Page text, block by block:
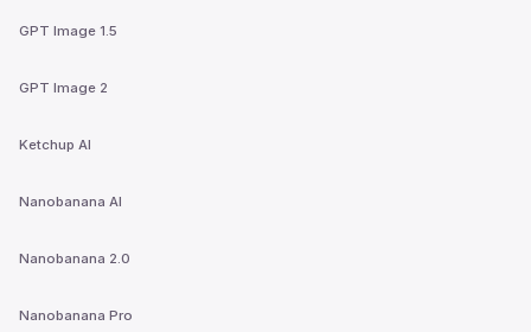
GPT Image 1.5
GPT Image 2
Ketchup AI
Nanobanana AI
Nanobanana 2.0
Nanobanana Pro